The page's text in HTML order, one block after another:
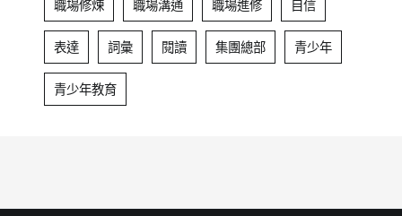
職場修煉 職場溝通 職場進修 自信
表達 詞彙 閱讀 集團總部 青少年
青少年教育